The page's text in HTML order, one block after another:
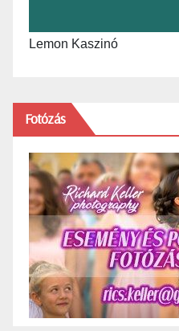
Lemon Kaszinó
Fotózás